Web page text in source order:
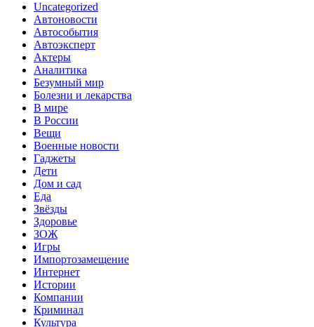
Uncategorized
Автоновости
Автособытия
Автоэксперт
Актеры
Аналитика
Безумный мир
Болезни и лекарства
В мире
В России
Вещи
Военные новости
Гаджеты
Дети
Дом и сад
Еда
Звёзды
Здоровье
ЗОЖ
Игры
Импортозамещение
Интернет
Истории
Компании
Криминал
Культура